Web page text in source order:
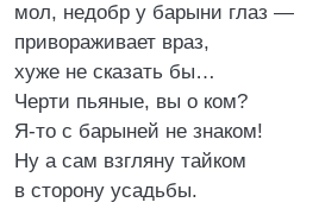
мол, недобр у барыни глаз —
привораживает враз,
хуже не сказать бы…
Черти пьяные, вы о ком?
Я-то с барыней не знаком!
Ну а сам взгляну тайком
в сторону усадьбы.